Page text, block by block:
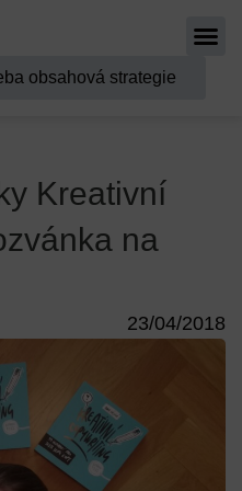
Kreativní
na
23/04/2018